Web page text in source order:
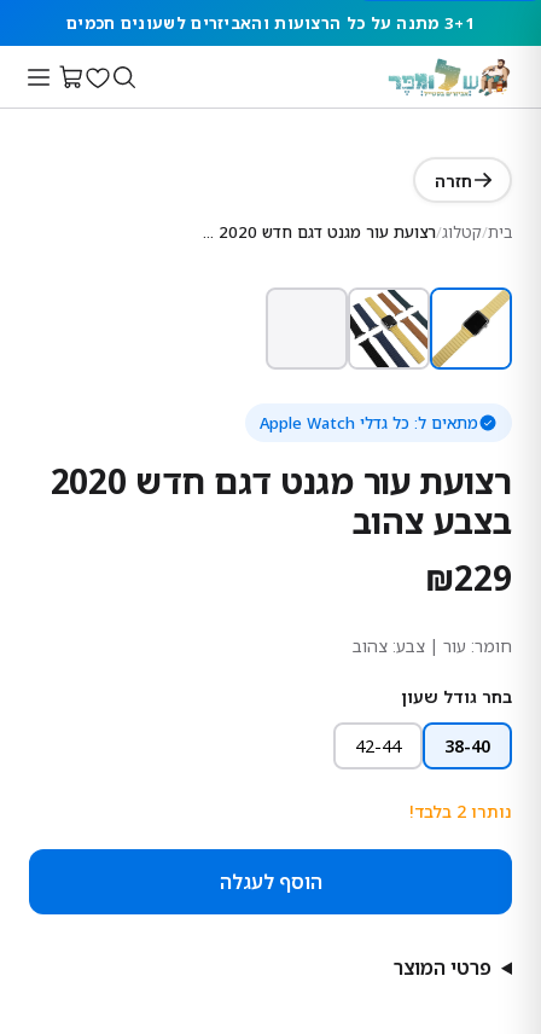
3+1 מתנה על כל הרצועות והאביזרים לשעונים חכמים
חזרה
בית/קטלוג/ רצועת עור מגנט דגם חדש 2020 בצבע צהוב
מתאים ל: כל גדלי Apple Watch
רצועת עור מגנט דגם חדש 2020
בצבע צהוב
₪229
חומר: עור | צבע: צהוב
בחר גודל שעון
38-40
42-44
נותרו 2 בלבד!
הוסף לעגלה
פרטי המוצר